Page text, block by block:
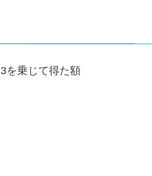
を乗じて得た額